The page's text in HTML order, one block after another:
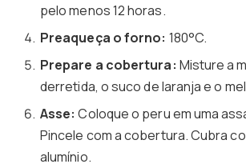
pelo menos 12 horas.
Preaqueça o forno: 180°C.
Prepare a cobertura: Misture a
derretida, o suco de laranja e o
Asse: Coloque o peru em uma
Pincele com a cobertura. Cubra
alumínio.